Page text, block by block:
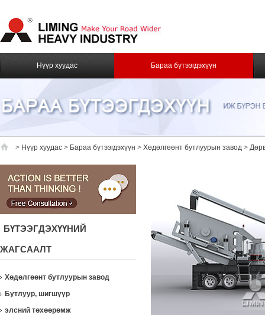
Нүүр хуудас Бараа бүтээгдэхүүн
> Нүүр хуудас > Бараа бүтээгдэхүүн > Хөдөлгөөнт бутлуурын завод >
БҮТЭЭГДЭХҮҮНИЙ
ЖАГСААЛТ
Хөдөлгөөнт бутлуурын завод
Бутлуур, шигшүүр
элсний төхөөрөмж